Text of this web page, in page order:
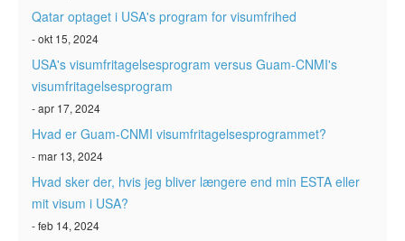
Qatar optaget i USA's program for visumfrihed
- okt 15, 2024
USA's visumfritagelsesprogram versus Guam-CNMI's
visumfritagelsesprogram
- apr 17, 2024
Hvad er Guam-CNMI visumfritagelsesprogrammet?
- mar 13, 2024
Hvad sker der, hvis jeg bliver længere end min ESTA eller
mit visum i USA?
- feb 14, 2024